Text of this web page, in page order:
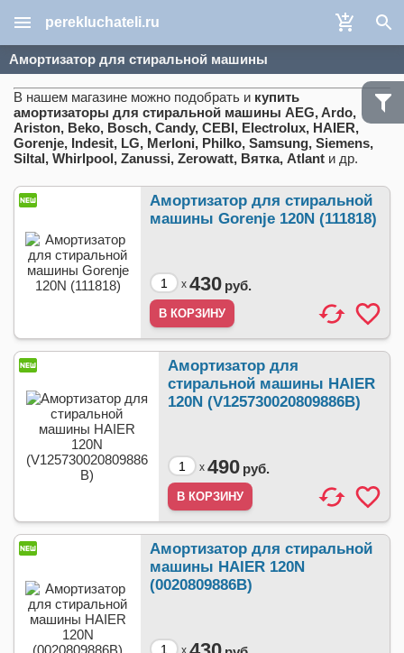
perekluchateli.ru
Амортизатор для стиральной машины
В нашем магазине можно подобрать и купить
амортизаторы для стиральной машины AEG, Ardo,
Ariston, Beko, Bosch, Candy, CEBI, Electrolux, HAIER,
Gorenje, Indesit, LG, Merloni, Philko, Samsung, Siemens,
Siltal, Whirlpool, Zanussi, Zerowatt, Вятка, Atlant и др.
Амортизатор для стиральной
машины Gorenje 120N (111818)
x 430 руб.
Амортизатор для
стиральной машины HAIER
120N (V125730020809886B)
x 490 руб.
Амортизатор для стиральной
машины HAIER 120N
(0020809886B)
x